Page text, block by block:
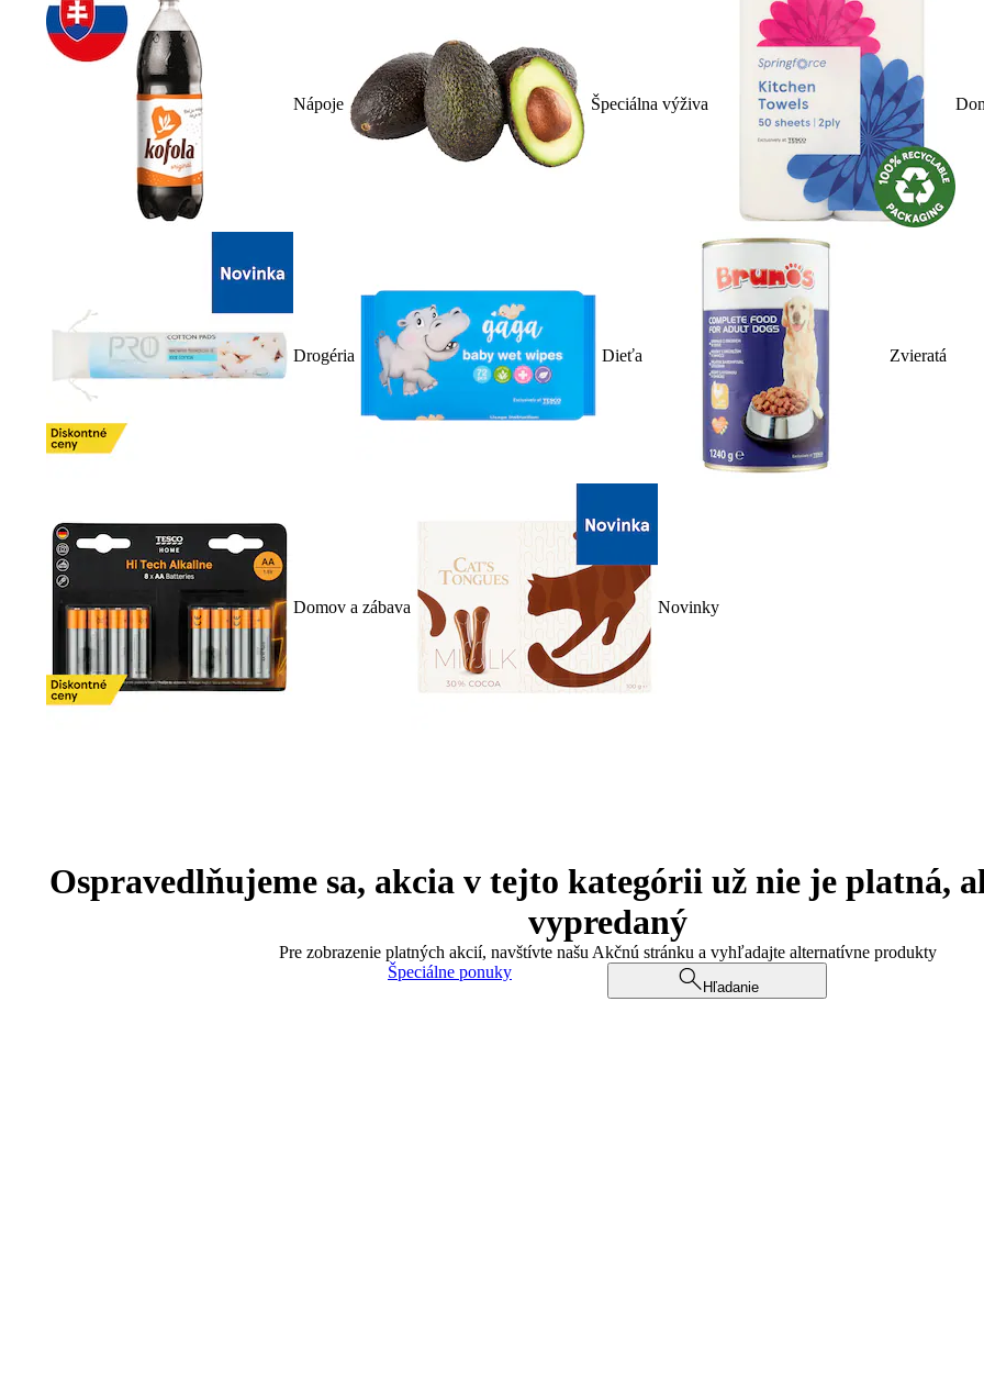
Nápoje Špeciálna výživa
Drogéria Dieťa Zvieratá
Domov a zábava Novinky
Ospravedlňujeme sa, akcia v tejto kategórii už nie je platná,
vypredaný
Pre zobrazenie platných akcií, navštívte našu Akčnú stránku a vyhľadajte alternatívne produkty
Špeciálne ponuky
Hľadanie